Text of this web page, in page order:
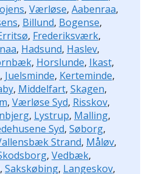
, Værløse, Aabenraa,
, Billund, Bogense,
, Frederiksværk,
, Hadsund, Haslev,
, Horslunde, Ikast,
, Juelsminde, Kerteminde,
, Middelfart, Skagen,
, Værløse Syd, Risskov,
, Lystrup, Malling,
Syd, Søborg,
Strand, Måløv,
, Vedbæk,
, Sakskøbing, Langeskov,